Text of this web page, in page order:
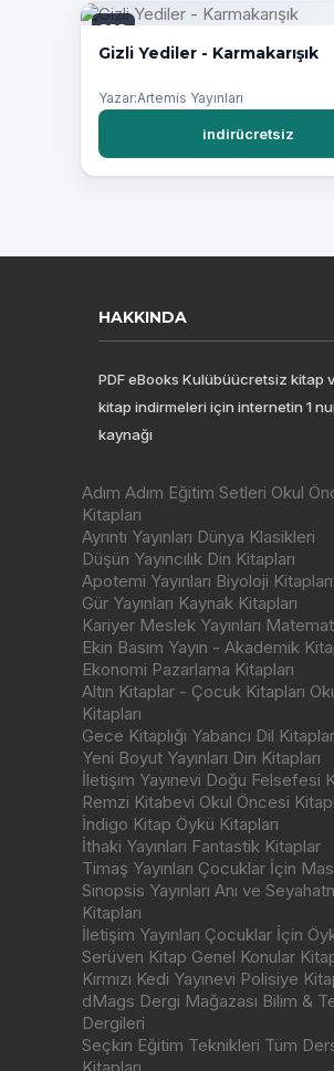
PDF
Gizli Yediler - Karmakarışık
Yazar:Artemis Yayınları
indirücretsiz
HAKKINDA
PDF eBooks Kulübüücretsiz kitap
kitap indirmeleri için internetin 1
kaynağı
Adım Adım Eğitim Setleri Okul
Kitapları
Ayrıntı Yayınları Dünya Klasikleri
Düşün Yayıncılık Din Kitapları
Apotemi Yayınları Biyoloji Kitapları
Gür Yayınları Kaynak Kitapları
Kariyer Meslek Yayınları
Ekin Basım Yayın - Akademik
Ekonomi Pazarlama Kitapları
Altın Kitaplar - Çocuk Kitapları
Kitapları
Gece Kitaplığı Yabancı Dil
Yeni Boyut Yayınları Din Kitapları
İletişim Yayınevi Doğu Felsefesi
Remzi Kitabevi Okul Öncesi
İndigo Kitap Öykü Kitapları
İthaki Yayınları Fantastik Kitaplar
Timaş Yayınları Çocuklar İçin
Sinopsis Yayınları Anı ve
Kitapları
İletişim Yayınları Çocuklar İçin
Serüven Kitap Genel Konular
Kırmızı Kedi Yayınevi Polisiye
dMags Dergi Mağazası Bilim &
Dergileri
Seçkin Eğitim Teknikleri Tüm
Kitapları